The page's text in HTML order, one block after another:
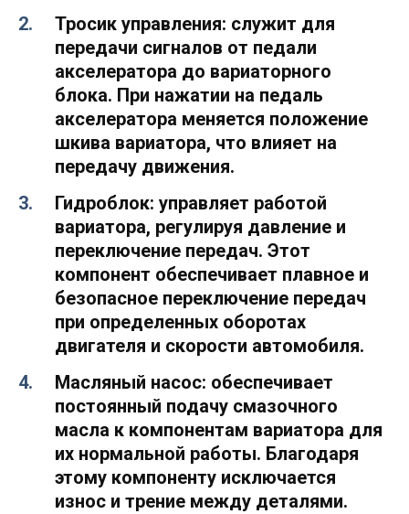
Тросик управления: служит для
передачи сигналов от педали
акселератора до вариаторного
блока. При нажатии на педаль
акселератора меняется положение
шкива вариатора, что влияет на
передачу движения.
Гидроблок: управляет работой
вариатора, регулируя давление и
переключение передач. Этот
компонент обеспечивает плавное и
безопасное переключение передач
при определенных оборотах
двигателя и скорости автомобиля.
Масляный насос: обеспечивает
постоянный подачу смазочного
масла к компонентам вариатора для
их нормальной работы. Благодаря
этому компоненту исключается
износ и трение между деталями.